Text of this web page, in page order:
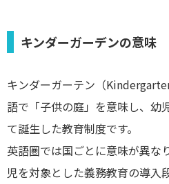
キンダーガーデンの意味
キンダーガーテン（
語で「子供の庭」を意味し、幼
て誕生した教育制度です。
英語圏では国ごとに意味が異な
児を対象とした義務教育の導入